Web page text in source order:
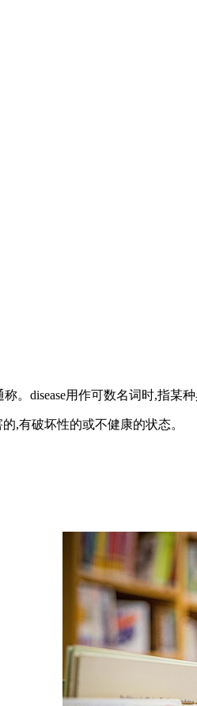
。disease用作可数名词时,指某种
,有破坏性的或不健康的状态。